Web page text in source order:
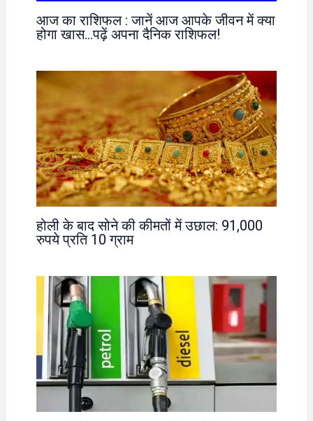
आज का राशिफल : जानें आज आपके जीवन में क्या
होगा खास…पढ़ें अपना दैनिक राशिफल!
होली के बाद सोने की कीमतों में उछाल: 91,000
रुपये प्रति 10 ग्राम